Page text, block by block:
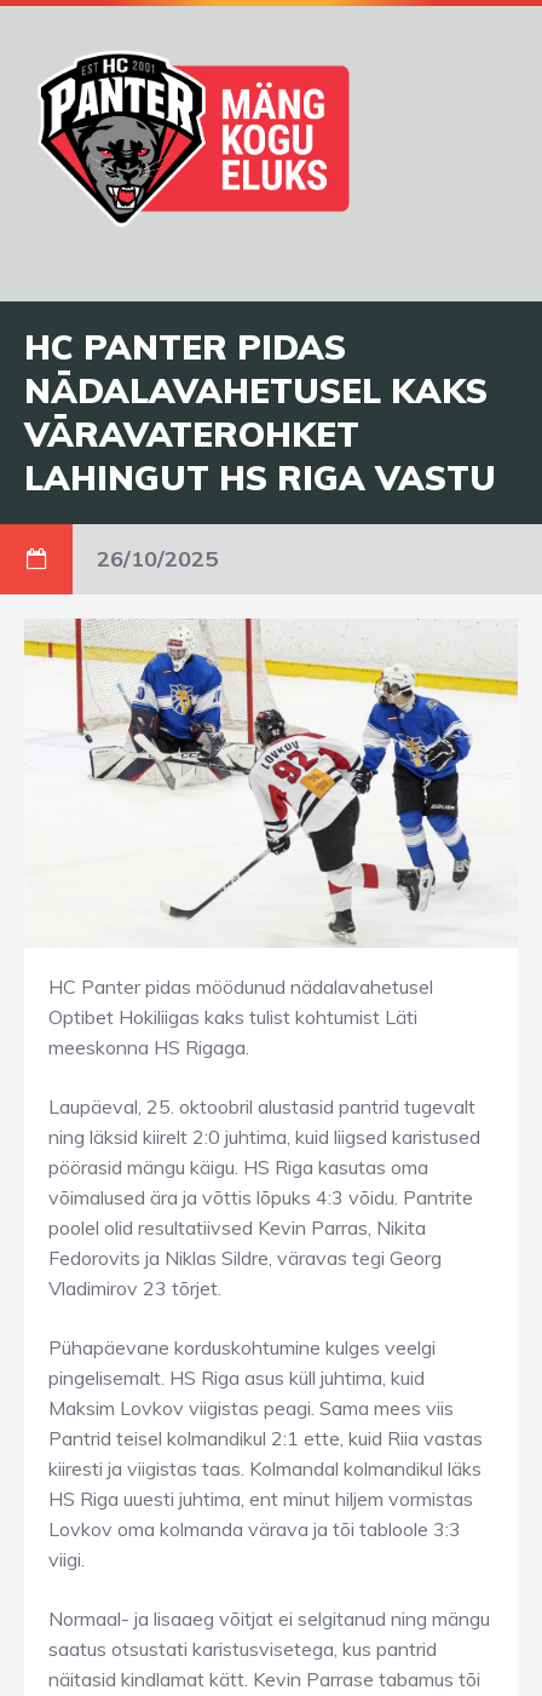
HC PANTER PIDAS
NÄDALAVAHETUSEL KAKS
VÄRAVATEROHKET
LAHINGUT HS RIGA VASTU
26/10/2025
HC Panter pidas möödunud nädalavahetusel
Optibet Hokiliigas kaks tulist kohtumist Läti
meeskonna HS Rigaga.
Laupäeval, 25. oktoobril alustasid pantrid tugevalt
ning läksid kiirelt 2:0 juhtima, kuid liigsed karistused
pöörasid mängu käigu. HS Riga kasutas oma
võimalused ära ja võttis lõpuks 4:3 võidu. Pantrite
poolel olid resultatiivsed Kevin Parras, Nikita
Fedorovits ja Niklas Sildre, väravas tegi Georg
Vladimirov 23 tõrjet.
Pühapäevane korduskohtumine kulges veelgi
pingelisemalt. HS Riga asus küll juhtima, kuid
Maksim Lovkov viigistas peagi. Sama mees viis
Pantrid teisel kolmandikul 2:1 ette, kuid Riia vastas
kiiresti ja viigistas taas. Kolmandal kolmandikul läks
HS Riga uuesti juhtima, ent minut hiljem vormistas
Lovkov oma kolmanda värava ja tõi tabloole 3:3
viigi.
Normaal- ja lisaaeg võitjat ei selgitanud ning mängu
saatus otsustati karistusvisetega, kus pantrid
näitasid kindlamat kätt. Kevin Parrase tabamus tõi